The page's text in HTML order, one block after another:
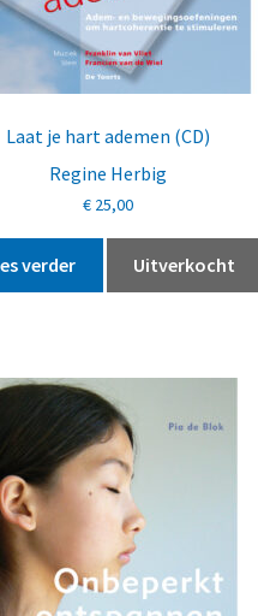
Laat je hart ademen (CD)
Regine Herbig
€ 25,00
verder Uitverkocht